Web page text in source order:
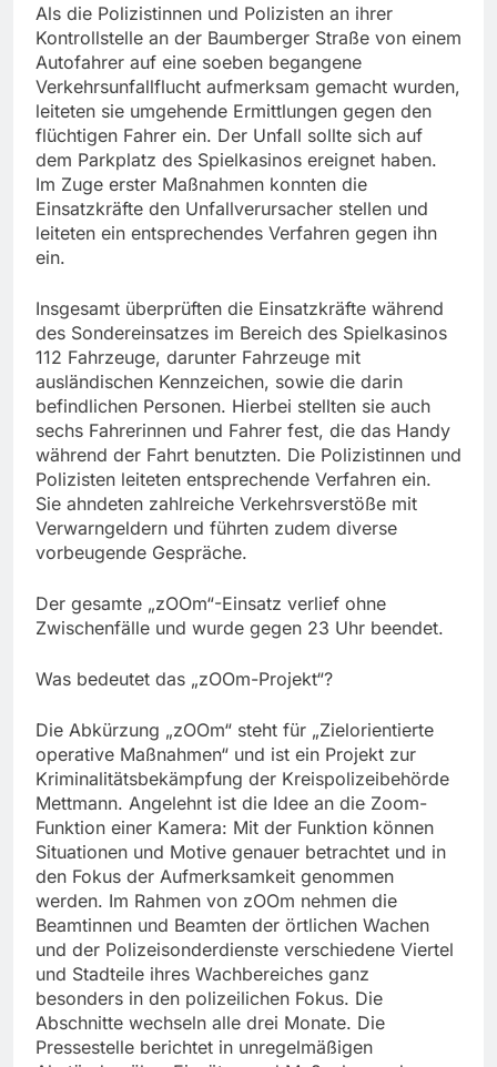
Als die Polizistinnen und Polizisten an ihrer
Kontrollstelle an der Baumberger Straße von einem
Autofahrer auf eine soeben begangene
Verkehrsunfallflucht aufmerksam gemacht wurden,
leiteten sie umgehende Ermittlungen gegen den
flüchtigen Fahrer ein. Der Unfall sollte sich auf
dem Parkplatz des Spielkasinos ereignet haben.
Im Zuge erster Maßnahmen konnten die
Einsatzkräfte den Unfallverursacher stellen und
leiteten ein entsprechendes Verfahren gegen ihn
ein.
Insgesamt überprüften die Einsatzkräfte während
des Sondereinsatzes im Bereich des Spielkasinos
112 Fahrzeuge, darunter Fahrzeuge mit
ausländischen Kennzeichen, sowie die darin
befindlichen Personen. Hierbei stellten sie auch
sechs Fahrerinnen und Fahrer fest, die das Handy
während der Fahrt benutzten. Die Polizistinnen und
Polizisten leiteten entsprechende Verfahren ein.
Sie ahndeten zahlreiche Verkehrsverstöße mit
Verwarngeldern und führten zudem diverse
vorbeugende Gespräche.
Der gesamte „zOOm“-Einsatz verlief ohne
Zwischenfälle und wurde gegen 23 Uhr beendet.
Was bedeutet das „zOOm-Projekt“?
Die Abkürzung „zOOm“ steht für „Zielorientierte
operative Maßnahmen“ und ist ein Projekt zur
Kriminalitätsbekämpfung der Kreispolizeibehörde
Mettmann. Angelehnt ist die Idee an die Zoom-
Funktion einer Kamera: Mit der Funktion können
Situationen und Motive genauer betrachtet und in
den Fokus der Aufmerksamkeit genommen
werden. Im Rahmen von zOOm nehmen die
Beamtinnen und Beamten der örtlichen Wachen
und der Polizeisonderdienste verschiedene Viertel
und Stadteile ihres Wachbereiches ganz
besonders in den polizeilichen Fokus. Die
Abschnitte wechseln alle drei Monate. Die
Pressestelle berichtet in unregelmäßigen